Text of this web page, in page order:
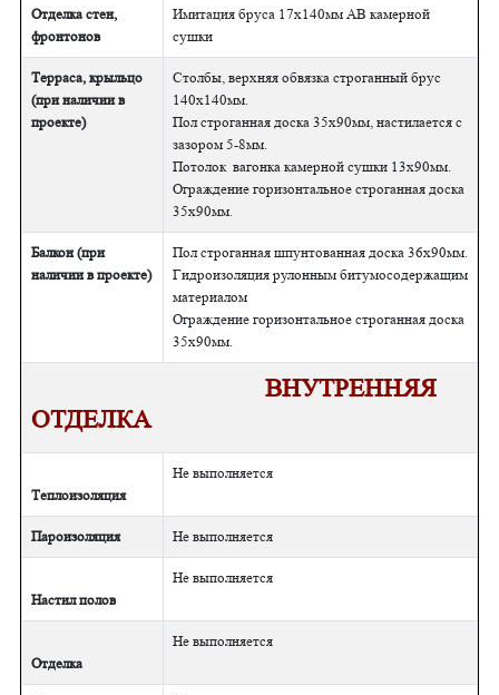
Отделка стен,
фронтонов
Имитация бруса 17х140мм АВ камерной
сушки
Терраса, крыльцо
(при наличии в
проекте)
Столбы, верхняя обвязка строганный брус
140х140мм.
Пол строганная доска 35х90мм, настилается с
зазором 5-8мм.
Потолок вагонка камерной сушки 13х90мм.
Ограждение горизонтальное строганная доска
35х90мм.
Балкон (при
наличии в проекте)
Пол строганная шпунтованная доска 36х90мм.
Гидроизоляция рулонным битумосодержащим
материалом
Ограждение горизонтальное строганная доска
35х90мм.
ВНУТРЕННЯЯ
ОТДЕЛКА
Теплоизоляция
Не выполняется
Пароизоляция Не выполняется
Настил полов
Не выполняется
Отделка
Не выполняется